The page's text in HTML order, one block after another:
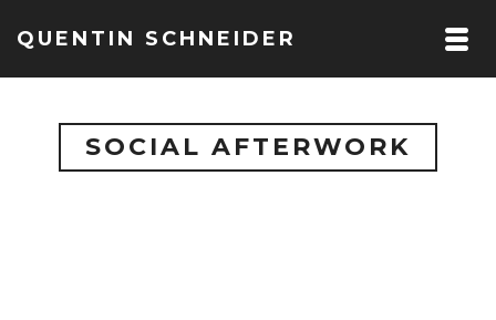
QUENTIN SCHNEIDER
SOCIAL AFTERWORK